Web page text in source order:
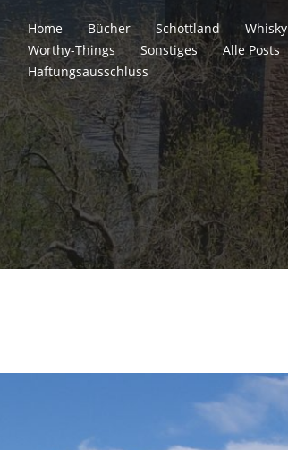
Home Bücher Schottland Whisky
Worthy-Things
Sonstiges Alle Posts
Haftungsausschluss